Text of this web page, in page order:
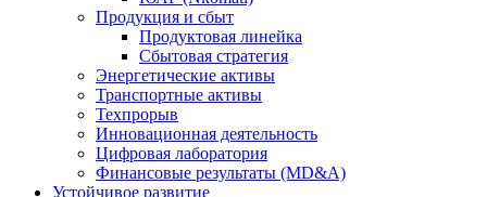
Продукция и сбыт
Продуктовая линейка
Сбытовая стратегия
Энергетические активы
Транспортные активы
Техпрорыв
Инновационная деятельность
Цифровая лаборатория
Финансовые результаты (MD&A)
Устойчивое развитие